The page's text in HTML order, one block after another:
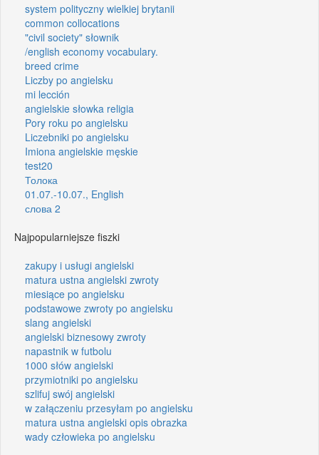
system polityczny wielkiej brytanii
common collocations
"civil society" słownik
/english economy vocabulary.
breed crime
Liczby po angielsku
mi lección
angielskie słowka religia
Pory roku po angielsku
Liczebniki po angielsku
Imiona angielskie męskie
test20
Толока
01.07.-10.07., English
слова 2
Najpopularniejsze fiszki
zakupy i usługi angielski
matura ustna angielski zwroty
miesiące po angielsku
podstawowe zwroty po angielsku
slang angielski
angielski biznesowy zwroty
napastnik w futbolu
1000 słów angielski
przymiotniki po angielsku
szlifuj swój angielski
w załączeniu przesyłam po angielsku
matura ustna angielski opis obrazka
wady człowieka po angielsku